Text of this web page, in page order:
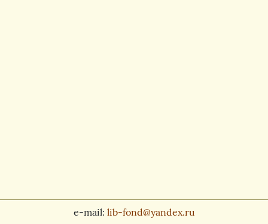
e-mail: lib-fond@yandex.ru